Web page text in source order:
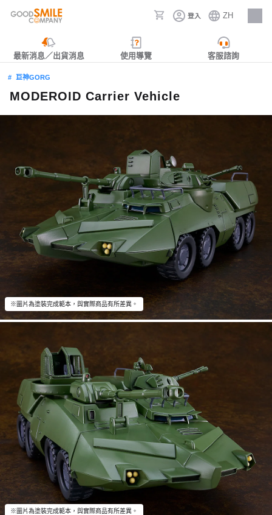
登入 ZH
人才招募
最新消息／出貨消息 使用導覽 客服諮詢
巨神GORG
MODEROID Carrier Vehicle
※圖片為塗裝完成範本，與實際商品有所差異。
※圖片為塗裝完成範本，與實際商品有所差異。